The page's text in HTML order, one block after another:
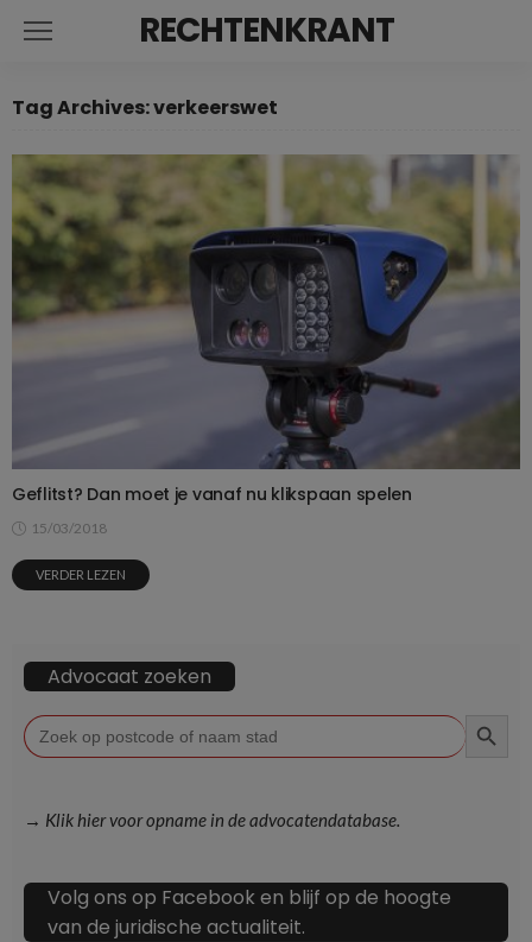
RECHTENKRANT
Tag Archives: verkeerswet
Geflitst? Dan moet je vanaf nu klikspaan spelen
15/03/2018
VERDER LEZEN
Advocaat zoeken
Zoek
naar:
→ Klik hier voor opname in de advocatendatabase.
Volg ons op Facebook en blijf op de hoogte
van de juridische actualiteit.